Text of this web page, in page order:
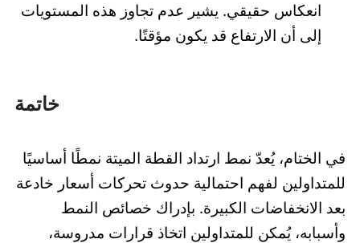
انعكاس حقيقي. يشير عدم تجاوز هذه المستويات
إلى أن الارتفاع قد يكون مؤقتًا.
خاتمة
في الختام، يُعدّ نمط ارتداد القطة الميتة نمطًا أساسيًا
للمتداولين لفهم احتمالية حدوث تحركات أسعار خادعة
بعد الانخفاضات الكبيرة. بإدراك خصائص النمط
وأسبابه، يُمكن للمتداولين اتخاذ قرارات مدروسة،